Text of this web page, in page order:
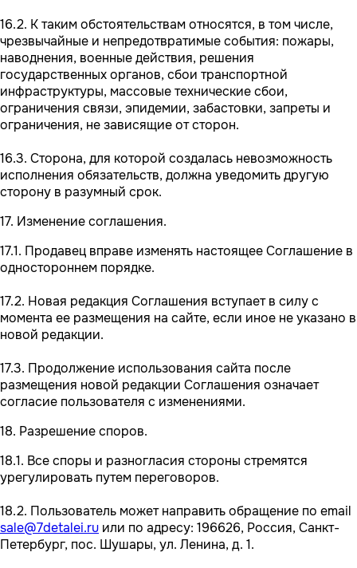
16.2. К таким обстоятельствам относятся, в том числе,
чрезвычайные и непредотвратимые события: пожары,
наводнения, военные действия, решения
государственных органов, сбои транспортной
инфраструктуры, массовые технические сбои,
ограничения связи, эпидемии, забастовки, запреты и
ограничения, не зависящие от сторон.
16.3. Сторона, для которой создалась невозможность
исполнения обязательств, должна уведомить другую
сторону в разумный срок.
17. Изменение соглашения.
17.1. Продавец вправе изменять настоящее Соглашение в
одностороннем порядке.
17.2. Новая редакция Соглашения вступает в силу с
момента ее размещения на сайте, если иное не указано в
новой редакции.
17.3. Продолжение использования сайта после
размещения новой редакции Соглашения означает
согласие пользователя с изменениями.
18. Разрешение споров.
18.1. Все споры и разногласия стороны стремятся
урегулировать путем переговоров.
18.2. Пользователь может направить обращение по email
sale@7detalei.ru или по адресу: 196626, Россия, Санкт-
Петербург, пос. Шушары, ул. Ленина, д. 1.